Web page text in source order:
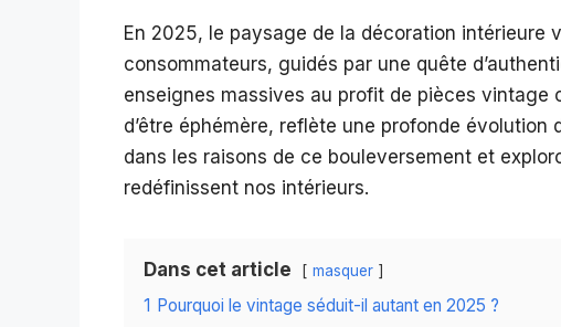
En 2025, le paysage de la décoration intérieure
consommateurs, guidés par une quête
enseignes massives au profit de pièces vintage
d’être éphémère, reflète une profonde
dans les raisons de ce bouleversement et
redéfinissent nos intérieurs.
Dans cet article masquer
1 Pourquoi le vintage séduit-il autant en 2025 ?